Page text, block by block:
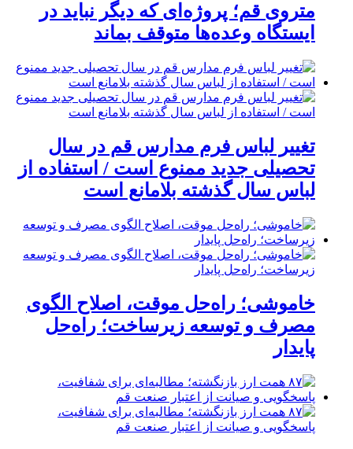
متروی قم؛ پروژه‌ای که دیگر نباید در
ایستگاه وعده‌ها متوقف بماند
تغییر لباس فرم مدارس قم در سال
تحصیلی جدید ممنوع است / استفاده از
لباس سال گذشته بلامانع است
خاموشی؛ راه‌حل موقت، اصلاح الگوی
مصرف و توسعه زیرساخت؛ راه‌حل
پایدار